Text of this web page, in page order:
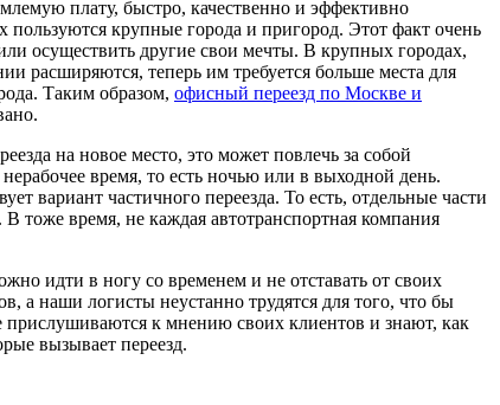
плату, быстро, качественно и эффективно
крупные города и пригород. Этот факт очень
осуществить другие свои мечты. В крупных городах,
расширяются, теперь им требуется больше места для
Таким образом, офисный переезд по Москве и
на новое место, это может повлечь за собой
время, то есть ночью или в выходной день.
вариант частичного переезда. То есть, отдельные части
В тоже время, не каждая автотранспортная компания
идти в ногу со временем и не отставать от своих
а наши логисты неустанно трудятся для того, что бы
к мнению своих клиентов и знают, как
вызывает переезд.